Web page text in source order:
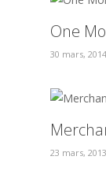
One
30 mars, 2014
23 mars, 2013